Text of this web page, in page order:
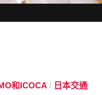
和ICOCA/ 日本交通